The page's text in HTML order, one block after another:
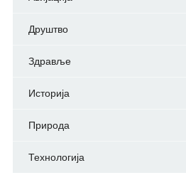
Друштво
Здравље
Историја
Природа
Технологија